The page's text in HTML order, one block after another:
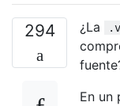
294 ¿La
En un